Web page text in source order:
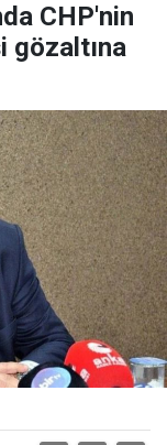
CHP'nin
gözaltına